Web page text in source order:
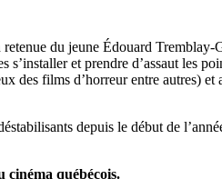
du jeune Édouard
et prendre d’assaut les
des films d’horreur entre autres) et
depuis le début de
cinéma québécois.